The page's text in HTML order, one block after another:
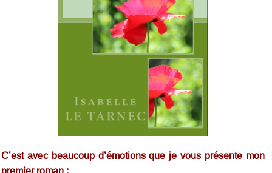
C’est avec beaucoup d’émotions que je vous présente mon
premier roman :